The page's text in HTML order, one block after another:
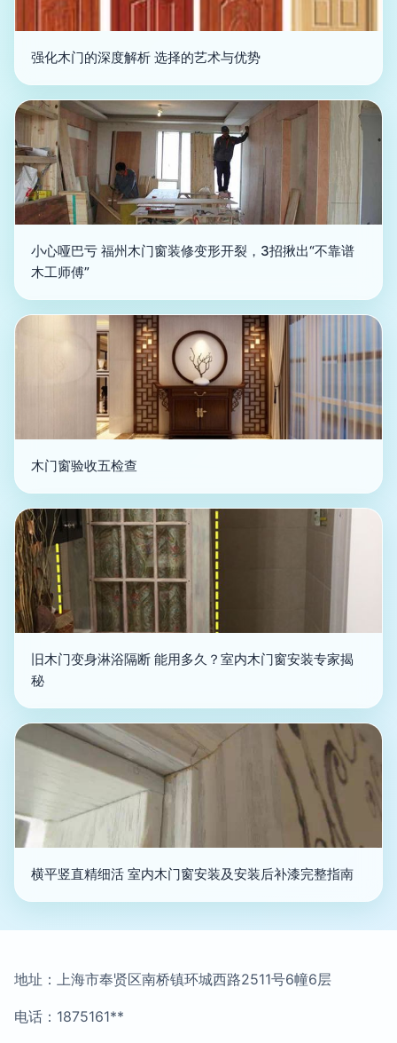
强化木门的深度解析 选择的艺术与优势
小心哑巴亏 福州木门窗装修变形开裂，3招揪出“不靠谱
木工师傅”
木门窗验收五检查
旧木门变身淋浴隔断 能用多久？室内木门窗安装专家揭
秘
横平竖直精细活 室内木门窗安装及安装后补漆完整指南
地址：上海市奉贤区南桥镇环城西路2511号6幢6层
电话：1875161**